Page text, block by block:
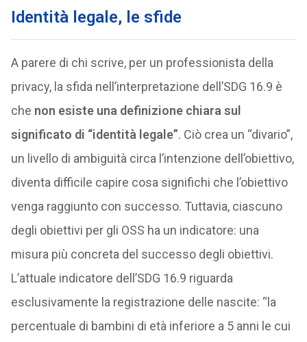
Identità legale, le sfide
A parere di chi scrive, per un professionista della
privacy, la sfida nell’interpretazione dell’SDG 16.9 è
che non esiste una definizione chiara sul
significato di “identità legale”. Ciò crea un “divario”,
un livello di ambiguità circa l’intenzione dell’obiettivo,
diventa difficile capire cosa significhi che l’obiettivo
venga raggiunto con successo. Tuttavia, ciascuno
degli obiettivi per gli OSS ha un indicatore: una
misura più concreta del successo degli obiettivi.
L’attuale indicatore dell’SDG 16.9 riguarda
esclusivamente la registrazione delle nascite: “la
percentuale di bambini di età inferiore a 5 anni le cui